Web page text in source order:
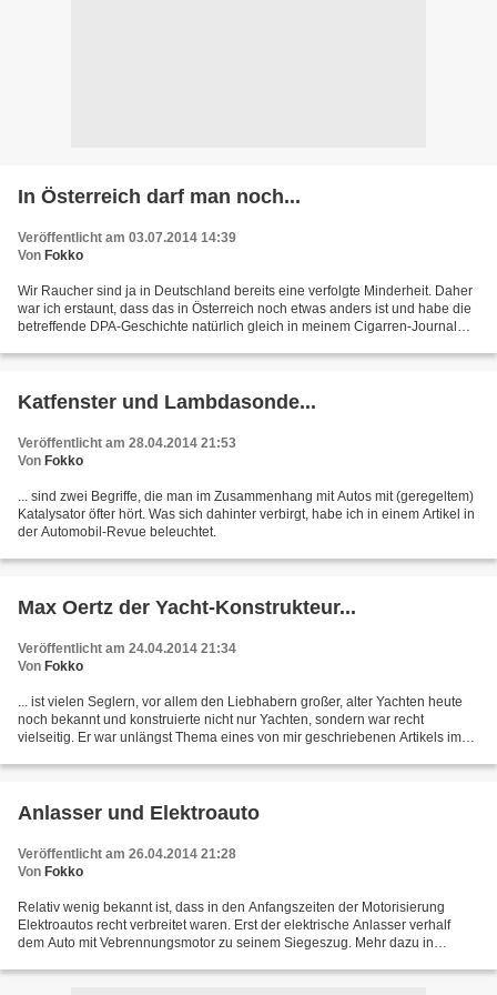
In Österreich darf man noch...
Veröffentlicht am 03.07.2014 14:39
Von Fokko
Wir Raucher sind ja in Deutschland bereits eine verfolgte Minderheit. Daher
war ich erstaunt, dass das in Österreich noch etwas anders ist und habe die
betreffende DPA-Geschichte natürlich gleich in meinem Cigarren-Journal
Katfenster und Lambdasonde...
Veröffentlicht am 28.04.2014 21:53
Von Fokko
... sind zwei Begriffe, die man im Zusammenhang mit Autos mit (geregeltem)
Katalysator öfter hört. Was sich dahinter verbirgt, habe ich in einem Artikel in
der Automobil-Revue beleuchtet.
Max Oertz der Yacht-Konstrukteur...
Veröffentlicht am 24.04.2014 21:34
Von Fokko
... ist vielen Seglern, vor allem den Liebhabern großer, alter Yachten heute
noch bekannt und konstruierte nicht nur Yachten, sondern war recht
vielseitig. Er war unlängst Thema eines von mir geschriebenen Artikels im
Anlasser und Elektroauto
Veröffentlicht am 26.04.2014 21:28
Von Fokko
Relativ wenig bekannt ist, dass in den Anfangszeiten der Motorisierung
Elektroautos recht verbreitet waren. Erst der elektrische Anlasser verhalf
dem Auto mit Vebrennungsmotor zu seinem Siegeszug. Mehr dazu in